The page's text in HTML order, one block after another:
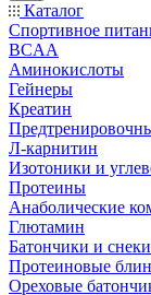
Каталог
Спортивное
BCAA
Аминокислоты
Гейнеры
Креатин
Л-карнитин
Изотоники и
Протеины
Анаболические
Глютамин
Батончики и снеки
Протеиновые
Ореховые